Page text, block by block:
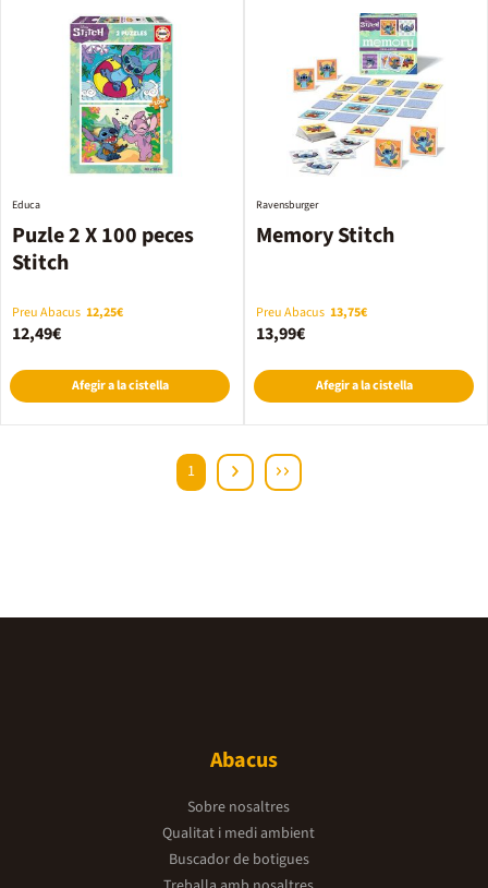
Puzle 2 X 100 peces
Stitch
Educa
Preu Abacus 12,25€
12,49€
Afegir a la cistella
Memory Stitch
Ravensburger
Preu Abacus 13,75€
13,99€
Afegir a la cistella
1
Abacus
Sobre nosaltres
Qualitat i medi ambient
Buscador de botigues